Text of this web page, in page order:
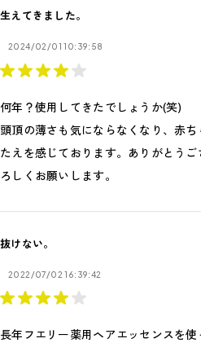
生えてきました。
2024/02/01 10:39:58
何年？使用してきたでしょうか(笑)
頭頂の薄さも気にならなくなり、赤
たえを感じております。ありがとう
ろしくお願いします。
抜けない。
2022/07/02 16:39:42
長年フエリー薬用ヘアエッセンスを